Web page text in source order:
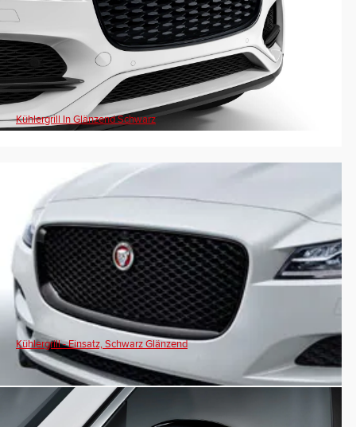
Kühlergrill In Glänzend Schwarz
Kühlergrill - Einsatz, Schwarz Glänzend